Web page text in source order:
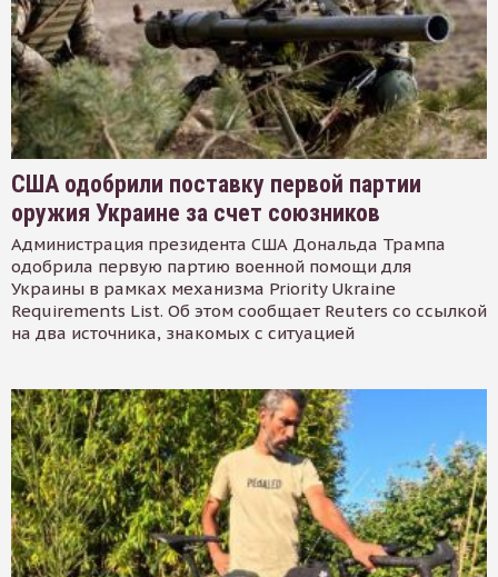
США одобрили поставку первой партии
оружия Украине за счет союзников
Администрация президента США Дональда Трампа
одобрила первую партию военной помощи для
Украины в рамках механизма Priority Ukraine
Requirements List. Об этом сообщает Reuters со ссылкой
на два источника, знакомых с ситуацией